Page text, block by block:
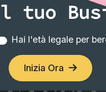
tuo
Hai l'età legale per
Inizia Ora